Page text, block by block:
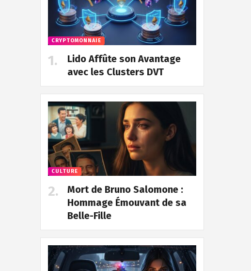
CRYPTOMONNAIE
Lido Affûte son Avantage
avec les Clusters DVT
CULTURE
Mort de Bruno Salomone :
Hommage Émouvant de sa
Belle-Fille